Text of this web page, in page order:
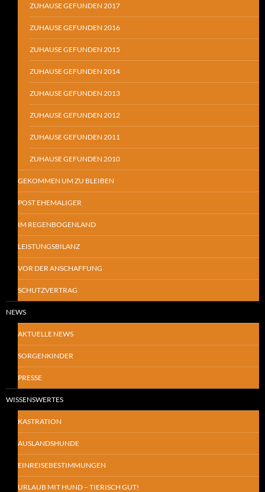
ZUHAUSE GEFUNDEN 2017
ZUHAUSE GEFUNDEN 2016
ZUHAUSE GEFUNDEN 2015
ZUHAUSE GEFUNDEN 2014
ZUHAUSE GEFUNDEN 2013
ZUHAUSE GEFUNDEN 2012
ZUHAUSE GEFUNDEN 2011
ZUHAUSE GEFUNDEN 2010
GEKOMMEN UM ZU BLEIBEN
POST EHEMALIGER
IM REGENBOGENLAND
LEISTUNGSBILANZ
VOR DER ANSCHAFFUNG
SCHUTZVERTRAG
NEWS
AKTUELLE NEWS
SORGENKINDER
PRESSE
WISSENSWERTES
KASTRATION
AUSLANDSHUNDE
EINREISEBESTIMMUNGEN
URLAUB MIT HUND – TIERISCH GUT!